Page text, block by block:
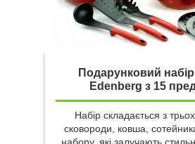
Подарунковий
Edenberg з 15
Набір складається з
сковороди, ковша,